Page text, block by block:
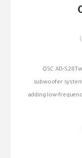
QSC AD-
subwoofer
adding low-